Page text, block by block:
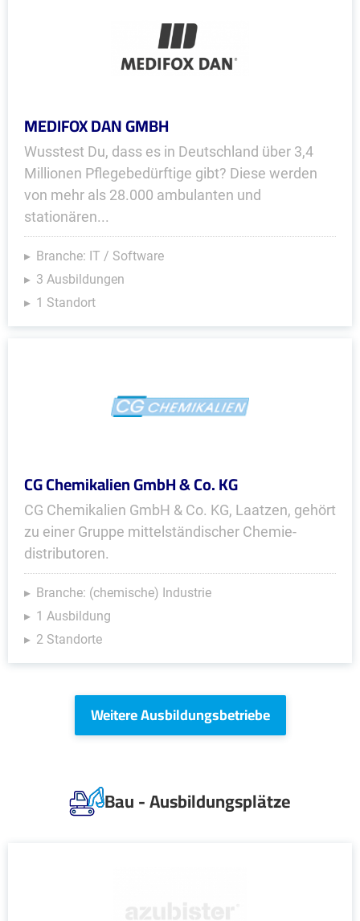
MEDIFOX DAN GMBH
Wusstest Du, dass es in Deutschland über 3,4
Millionen Pflegebedürftige gibt? Diese werden
von mehr als 28.000 ambulanten und
stationären...
Branche: IT / Software
3 Ausbildungen
1 Standort
CG Chemikalien GmbH & Co. KG
CG Chemikalien GmbH & Co. KG, Laatzen, gehört
zu einer Gruppe mittel­ständischer Chemie­
distributoren.
Branche: (chemische) Industrie
1 Ausbildung
2 Standorte
Weitere Ausbildungsbetriebe
Bau - Ausbildungsplätze